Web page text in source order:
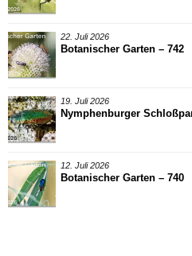
22. Juli 2026
Botanischer Garten – 742
19. Juli 2026
Nymphenburger
12. Juli 2026
Botanischer Garten – 740